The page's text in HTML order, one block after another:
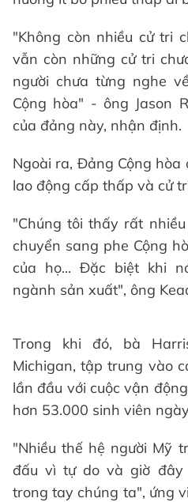
"Không còn nhiều cử tri
vẫn còn những cử tri
người chưa từng nghe
Cộng hòa" - ông Jason
của đảng này, nhận định.
Ngoài ra, Đảng Cộng hòa
lao động cấp thấp và cử
"Chúng tôi thấy rất
chuyển sang phe Cộng
của họ... Đặc biệt khi
ngành sản xuất", ông
Trong khi đó, bà
Michigan, tập trung vào
lần đầu với cuộc vận
hơn 53.000 sinh viên
"Nhiều thế hệ người Mỹ
đấu vì tự do và giờ
trong tay chúng ta", ứng